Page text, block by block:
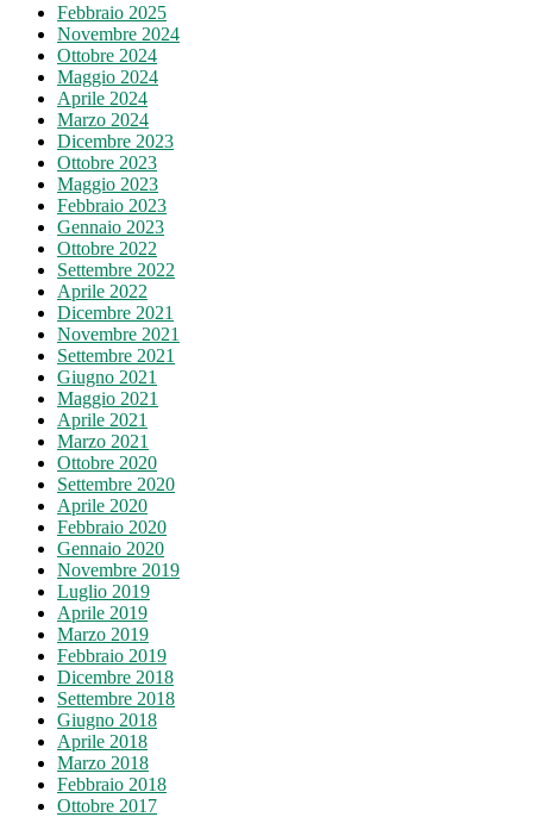
Febbraio 2025
Novembre 2024
Ottobre 2024
Maggio 2024
Aprile 2024
Marzo 2024
Dicembre 2023
Ottobre 2023
Maggio 2023
Febbraio 2023
Gennaio 2023
Ottobre 2022
Settembre 2022
Aprile 2022
Dicembre 2021
Novembre 2021
Settembre 2021
Giugno 2021
Maggio 2021
Aprile 2021
Marzo 2021
Ottobre 2020
Settembre 2020
Aprile 2020
Febbraio 2020
Gennaio 2020
Novembre 2019
Luglio 2019
Aprile 2019
Marzo 2019
Febbraio 2019
Dicembre 2018
Settembre 2018
Giugno 2018
Aprile 2018
Marzo 2018
Febbraio 2018
Ottobre 2017